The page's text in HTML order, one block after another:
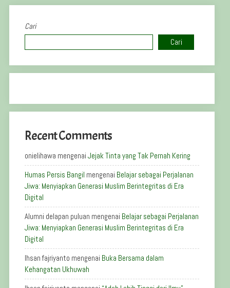
Cari
Cari
Recent Comments
onielihawa mengenai Jejak Tinta yang Tak Pernah Kering
Humas Persis Bangil mengenai Belajar sebagai Perjalanan
Jiwa: Menyiapkan Generasi Muslim Berintegritas di Era
Digital
Alumni delapan puluan mengenai Belajar sebagai Perjalanan
Jiwa: Menyiapkan Generasi Muslim Berintegritas di Era
Digital
Ihsan fajriyanto mengenai Buka Bersama dalam
Kehangatan Ukhuwah